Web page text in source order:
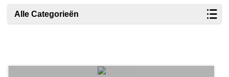
Alle Categorieën